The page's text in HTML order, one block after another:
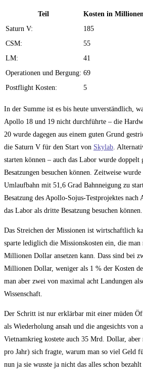
Teil
Kosten in
Saturn V:
185
CSM:
55
LM:
41
Operationen und Bergung: 69
Postflight Kosten:
5
In der Summe ist es bis heute unverständlich,
Apollo 18 und 19 nicht durchführte – die
20 wurde dagegen aus einem guten Grund
die Saturn V für den Start von Skylab .
starten können – auch das Labor wurde
Besatzungen besuchen können. Zeitweise
Umlaufbahn mit 51,6 Grad Bahnneigung zu
Besatzung des Apollo-Sojus-Testprojektes
das Labor als dritte Besatzung besuchen können.
Das Streichen der Missionen ist wirtschaftlich
sparte lediglich die Missionskosten ein, die
Millionen Dollar ansetzen kann. Dass sind bei
Millionen Dollar, weniger als 1 % der Kosten
man aber zwei von maximal acht Landungen
Wissenschaft.
Der Schritt ist nur erklärbar mit einer müden
als Wiederholung ansah und die angesichts von
Vietnamkrieg kostete auch 35 Mrd. Dollar, aber
pro Jahr) sich fragte, warum man so viel Geld
nun ja sie wusste ja nicht das alles schon bezahlt